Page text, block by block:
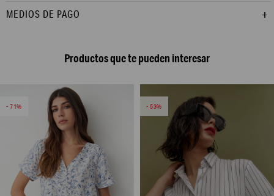
MEDIOS DE PAGO
Productos que te pueden interesar
71 53